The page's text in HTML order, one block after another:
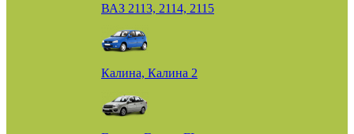
ВАЗ 2113, 2114, 2115
Калина, Калина 2